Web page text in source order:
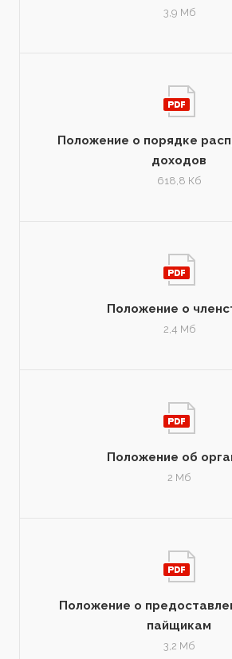
3,9 Мб
Положение о порядке
доходов
618,8 Кб
Положение о
2,4 Мб
Положение об
2 Мб
Положение о
пайщикам
3,2 Мб